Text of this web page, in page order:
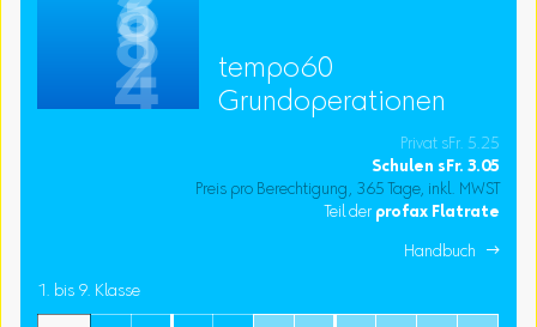
tempo60
Grundoperationen
Privat sFr. 5.25
Schulen sFr. 3.05
Preis pro Berechtigung, 365 Tage, inkl. MWST
Teil der profax Flatrate
Handbuch 
1. bis 9. Klasse